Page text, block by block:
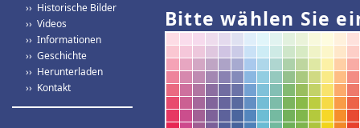
›› Historische Bilder
›› Videos
›› Informationen
›› Geschichte
›› Herunterladen
›› Kontakt
Bitte wählen Sie